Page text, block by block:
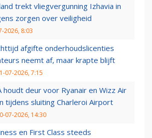
trekt vliegvergunning Izhavia in
zorgen over veiligheid
2026, 8:03
afgifte onderhoudslicenties
neemt af, maar krapte blijft
07-2026, 7:15
houdt deur voor Ryanair en Wizz Air
tijdens sluiting Charleroi Airport
07-2026, 14:30
en First Class steeds